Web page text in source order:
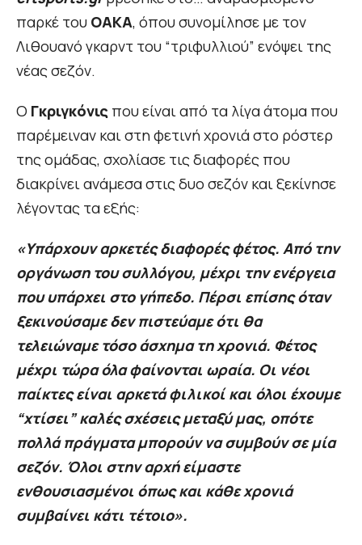
παρκέ του ΟΑΚΑ, όπου συνομίλησε με τον
Λιθουανό γκαρντ του “τριφυλλιού” ενόψει της
νέας σεζόν.
Ο Γκριγκόνις που είναι από τα λίγα άτομα που
παρέμειναν και στη φετινή χρονιά στο ρόστερ
της ομάδας, σχολίασε τις διαφορές που
διακρίνει ανάμεσα στις δυο σεζόν και ξεκίνησε
λέγοντας τα εξής:
«Υπάρχουν αρκετές διαφορές φέτος. Από την
οργάνωση του συλλόγου, μέχρι την ενέργεια
που υπάρχει στο γήπεδο. Πέρσι επίσης όταν
ξεκινούσαμε δεν πιστεύαμε ότι θα
τελειώναμε τόσο άσχημα τη χρονιά. Φέτος
μέχρι τώρα όλα φαίνονται ωραία. Οι νέοι
παίκτες είναι αρκετά φιλικοί και όλοι έχουμε
“χτίσει” καλές σχέσεις μεταξύ μας, οπότε
πολλά πράγματα μπορούν να συμβούν σε μία
σεζόν. Όλοι στην αρχή είμαστε
ενθουσιασμένοι όπως και κάθε χρονιά
συμβαίνει κάτι τέτοιο».